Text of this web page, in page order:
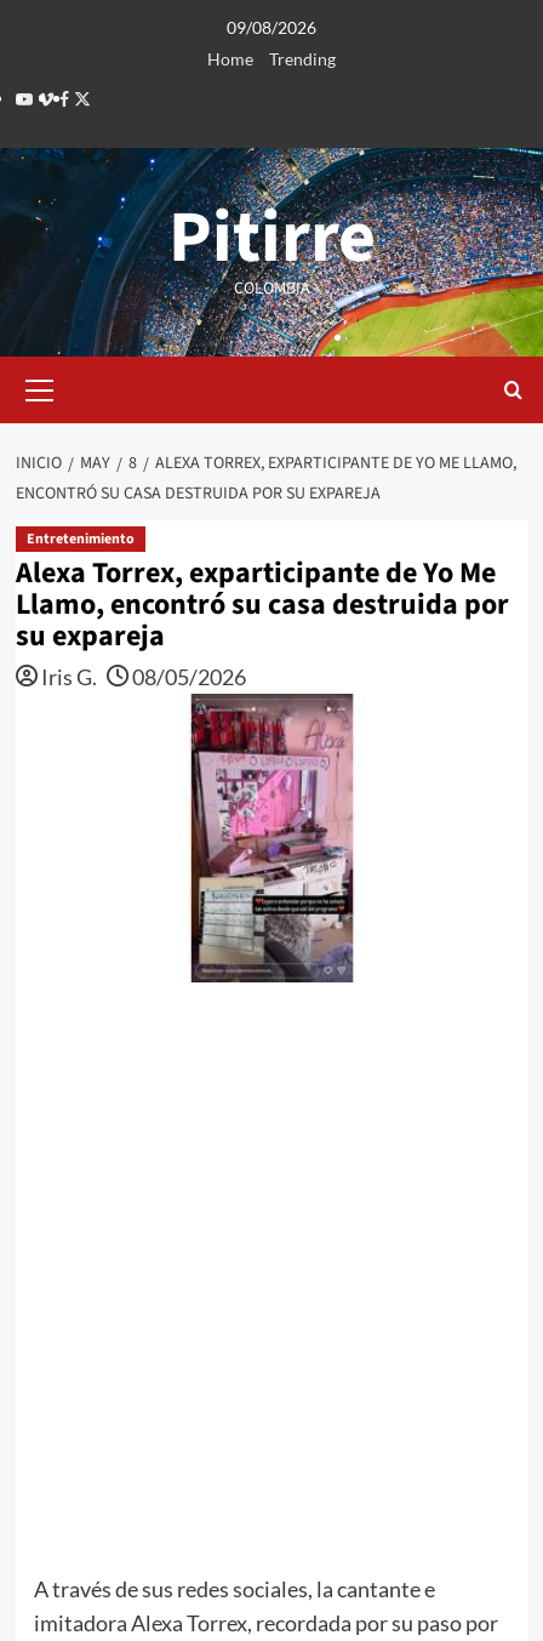
09/08/2026
Home
Trending
Youtube
Vimeo
Facebook
Twitter
Pitirre
COLOMBIA
primario
INICIO MAY 8
ALEXA TORREX, EXPARTICIPANTE DE YO ME LLAMO,
ENCONTRÓ SU CASA DESTRUIDA POR SU EXPAREJA
Entretenimiento
Alexa Torrex, exparticipante de Yo Me
Llamo, encontró su casa destruida por
su expareja
Iris G. 08/05/2026
A través de sus redes sociales, la cantante e
imitadora Alexa Torrex, recordada por su paso por